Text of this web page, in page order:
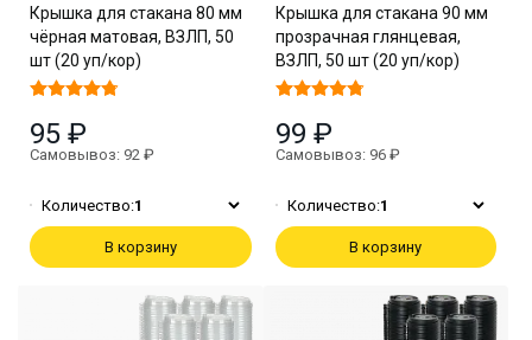
Крышка для стакана 80 мм
чёрная матовая, ВЗЛП, 50
шт (20 уп/кор)
95 ₽
Самовывоз: 92 ₽
Количество:1
В корзину
Крышка для стакана 90 мм
прозрачная глянцевая,
ВЗЛП, 50 шт (20 уп/кор)
99 ₽
Самовывоз: 96 ₽
Количество:1
В корзину